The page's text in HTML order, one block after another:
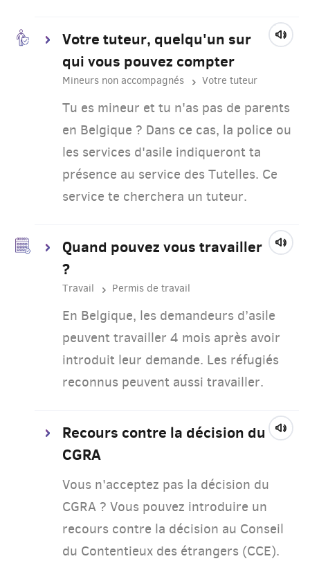
Votre tuteur, quelqu'un sur
qui vous pouvez compter
Mineurs non accompagnés Votre tuteur
Tu es mineur et tu n'as pas de parents
en Belgique ? Dans ce cas, la police ou
les services d'asile indiqueront ta
présence au service des Tutelles. Ce
service te cherchera un tuteur.
Quand pouvez vous travailler
?
Travail Permis de travail
En Belgique, les demandeurs d’asile
peuvent travailler 4 mois après avoir
introduit leur demande. Les réfugiés
reconnus peuvent aussi travailler.
Recours contre la décision du
CGRA
Vous n'acceptez pas la décision du
CGRA ? Vous pouvez introduire un
recours contre la décision au Conseil
du Contentieux des étrangers (CCE).